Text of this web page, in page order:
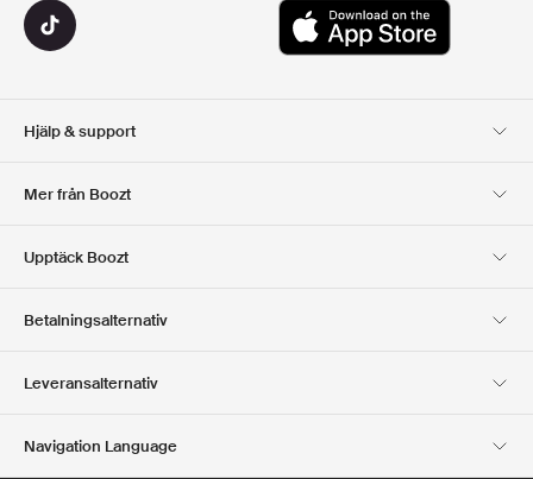
Hjälp & support
Mer från Boozt
Club Boozt
Upptäck Boozt
Press & utmärkelser
Betalningsalternativ
Leveransalternativ
Navigation Language